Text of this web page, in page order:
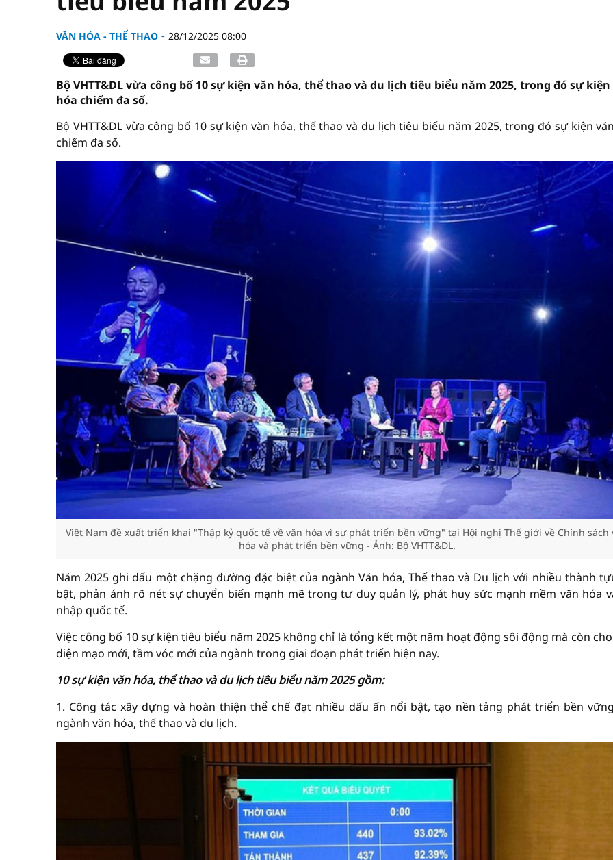
VĂN HÓA - THỂ THAO 28/12/2025 08:00
Bộ VHTT&DL vừa công bố 10 sự kiện văn hóa, thể thao và du lịch tiêu biểu năm 2025, trong đó sự
hóa chiếm đa số.
Bộ VHTT&DL vừa công bố 10 sự kiện văn hóa, thể thao và du lịch tiêu biểu năm 2025, trong đó sự kiện
chiếm đa số.
Việt Nam đề xuất triển khai "Thập kỷ quốc tế về văn hóa vì sự phát triển bền vững" tại Hội nghị Thế giới về Chính sách
hóa và phát triển bền vững - Ảnh: Bộ VHTT&DL.
Năm 2025 ghi dấu một chặng đường đặc biệt của ngành Văn hóa, Thể thao và Du lịch với nhiều thành
bật, phản ánh rõ nét sự chuyển biến mạnh mẽ trong tư duy quản lý, phát huy sức mạnh mềm văn hóa
nhập quốc tế.
Việc công bố 10 sự kiện tiêu biểu năm 2025 không chỉ là tổng kết một năm hoạt động sôi động mà còn
diện mạo mới, tầm vóc mới của ngành trong giai đoạn phát triển hiện nay.
10 sự kiện văn hóa, thể thao và du lịch tiêu biểu năm 2025 gồm:
1. Công tác xây dựng và hoàn thiện thể chế đạt nhiều dấu ấn nổi bật, tạo nền tảng phát triển bền
ngành văn hóa, thể thao và du lịch.